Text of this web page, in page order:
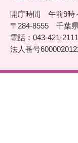
開庁時間 午前9時
〒284-8555 千葉
電話：043-421-
法人番号